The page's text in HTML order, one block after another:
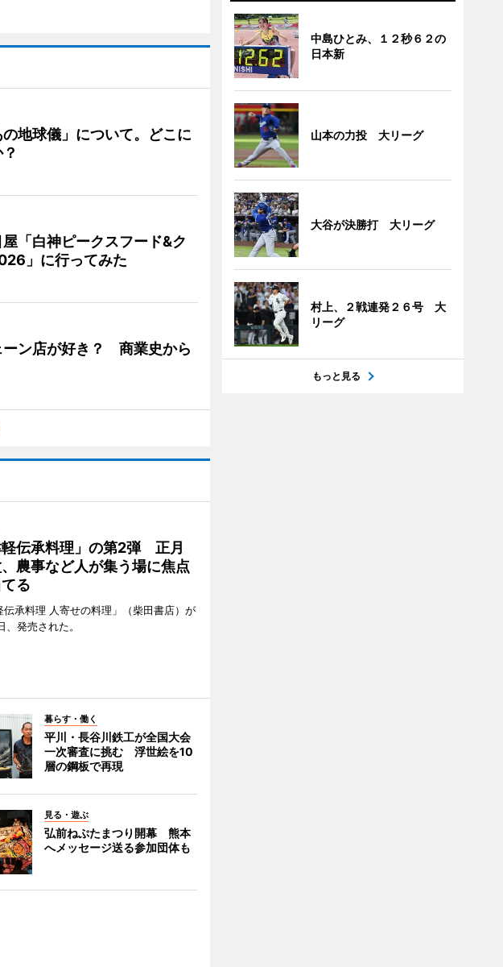
の地球儀」について。どこに
屋「白神ピークスフード&ク
」に行ってみた
ーン店が好き？ 商業史から
軽伝承料理」の第2弾 正月
農事など人が集う場に焦点
る
伝承料理 人寄せの料理」（柴田書店）が
、発売された。
暮らす・働く
平川・長谷川鉄工が全国大会
一次審査に挑む 浮世絵を10
層の鋼板で再現
見る・遊ぶ
弘前ねぷたまつり開幕 熊本
へメッセージ送る参加団体も
中島ひとみ、１２秒６２の
日本新
山本の力投 大リーグ
大谷が決勝打 大リーグ
村上、２戦連発２６号 大
リーグ
もっと見る